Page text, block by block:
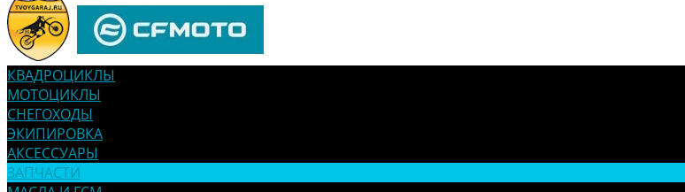
КВАДРОЦИКЛЫ
МОТОЦИКЛЫ
СНЕГОХОДЫ
ЭКИПИРОВКА
АКСЕССУАРЫ
ЗАПЧАСТИ